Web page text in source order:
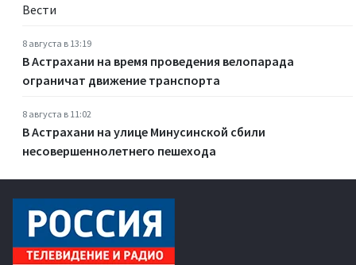
Вести
8 августа в 13:19
В Астрахани на время проведения велопарада
ограничат движение транспорта
8 августа в 11:02
В Астрахани на улице Минусинской сбили
несовершеннолетнего пешехода